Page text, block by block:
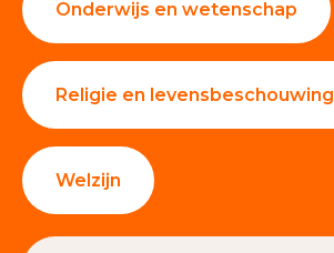
Onderwijs en wetenschap
Religie en levensbeschouwing
Welzijn